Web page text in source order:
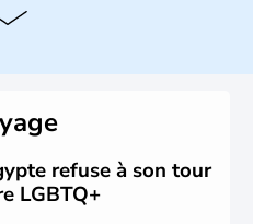
fondations de l'Empire
l'Anatolie et la Thrace
République est proclamée
remplace alors Istanbul au
refuse à son tour
LGBTQ+